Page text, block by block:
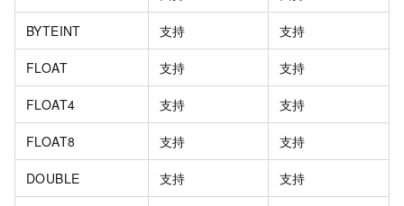
BYTEINT 支持 支持
FLOAT 支持 支持
FLOAT4 支持 支持
FLOAT8 支持 支持
DOUBLE 支持 支持